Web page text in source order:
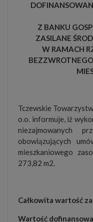
Z BANKU
ZASILANE
W RAMACH
Tczewskie
o.o. informuje, iż
niezajmowanych
obowiązujących
mieszkaniowego
273,82 m2.
Całkowita wartość
Wartość